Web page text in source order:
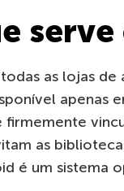
serve
as lojas
apenas
firmemente
as
é um sistema